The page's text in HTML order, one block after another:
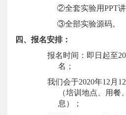
②全套实验用PPT
③全部实验源码。
四、报名安排：
报名时间： 即日 起至20
名 ；
我们会于2020年12 月 12
（培训地点、用餐
息）
；